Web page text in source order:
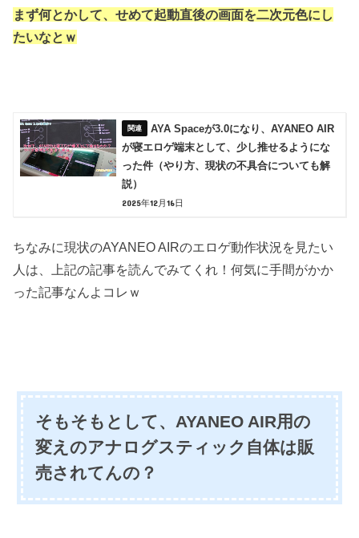
まず何とかして、せめて起動直後の画面を二次元色にし
たいなとｗ
AYA Spaceが3.0になり、AYANEO AIR
が寝エロゲ端末として、少し推せるようにな
った件（やり方、現状の不具合についても解
説）
2025年12月16日
ちなみに現状のAYANEO AIRのエロゲ動作状況を見たい
人は、上記の記事を読んでみてくれ！何気に手間がかか
った記事なんよコレｗ
そもそもとして、AYANEO AIR用の
変えのアナログスティック自体は販
売されてんの？